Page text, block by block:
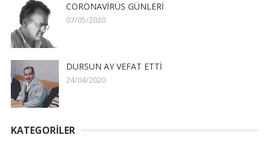
CORONAVİRÜS GÜNLERİ
07/05/2020
DURSUN AY VEFAT ETTİ
24/04/2020
KATEGORİLER